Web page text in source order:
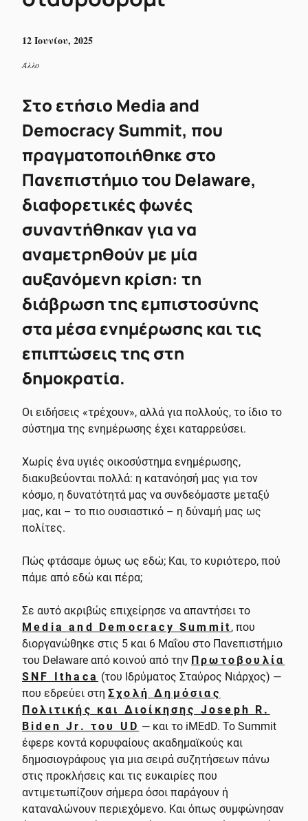
12 Ιουνίου, 2025
Άλλο
Στo ετήσιo Media and
Democracy Summit, που
πραγματοποιήθηκε στο
Πανεπιστήμιο του Delaware,
διαφορετικές φωνές
συναντήθηκαν για να
αναμετρηθούν με μία
αυξανόμενη κρίση: τη
διάβρωση της εμπιστοσύνης
στα μέσα ενημέρωσης και τις
επιπτώσεις της στη
δημοκρατία.
Οι ειδήσεις «τρέχουν», αλλά για πολλούς, το ίδιο το
σύστημα της ενημέρωσης έχει καταρρεύσει.
Χωρίς ένα υγιές οικοσύστημα ενημέρωσης,
διακυβεύονται πολλά: η κατανόησή μας για τον
κόσμο, η δυνατότητά μας να συνδεόμαστε μεταξύ
μας, και – το πιο ουσιαστικό – η δύναμή μας ως
πολίτες.
Πώς φτάσαμε όμως ως εδώ; Και, το κυριότερο, πού
πάμε από εδώ και πέρα;
Σε αυτό ακριβώς επιχείρησε να απαντήσει το
Media and Democracy Summit , που
διοργανώθηκε στις 5 και 6 Μαΐου στο Πανεπιστήμιο
του Delaware από κοινού από την Πρωτοβουλία
SNF Ithaca (του Ιδρύματος Σταύρος Νιάρχος) —
που εδρεύει στη Σχολή Δημόσιας
Πολιτικής και Διοίκησης Joseph R.
Biden Jr. του UD — και το iMEdD. Το Summit
έφερε κοντά κορυφαίους ακαδημαϊκούς και
δημοσιογράφους για μια σειρά συζητήσεων πάνω
στις προκλήσεις και τις ευκαιρίες που
αντιμετωπίζουν σήμερα όσοι παράγουν ή
καταναλώνουν περιεχόμενο. Και όπως συμφώνησαν